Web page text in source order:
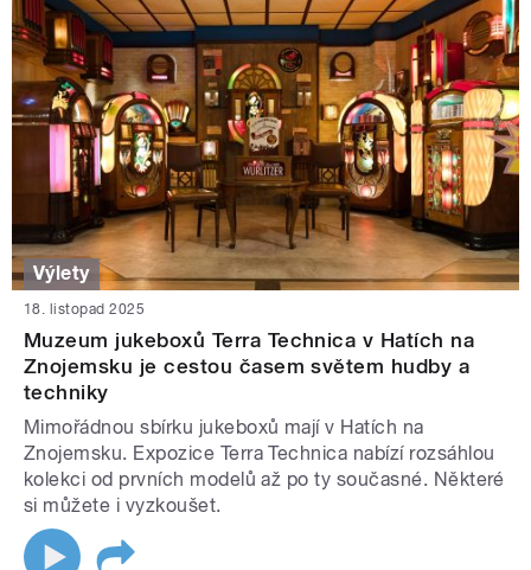
Výlety
18. listopad 2025
Muzeum jukeboxů Terra Technica v Hatích na
Znojemsku je cestou časem světem hudby a
techniky
Mimořádnou sbírku jukeboxů mají v Hatích na
Znojemsku. Expozice Terra Technica nabízí rozsáhlou
kolekci od prvních modelů až po ty současné. Některé
si můžete i vyzkoušet.